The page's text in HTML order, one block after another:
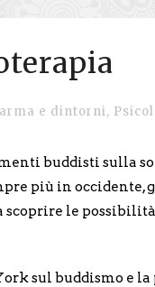
e dintorni,
buddisti sulla
più in occidente,
scoprire le
sul buddismo e